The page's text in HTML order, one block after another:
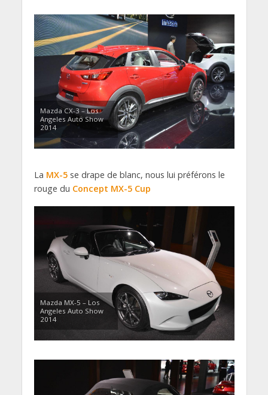
Mazda CX-3 – Los
Angeles Auto Show
2014
La MX-5se drape de blanc, nous lui préférons le
rouge du Concept MX-5 Cup
Mazda MX-5 – Los
Angeles Auto Show
2014